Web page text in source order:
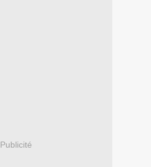
Publicité